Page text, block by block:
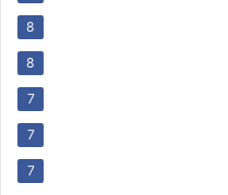
8
8
7
7
7